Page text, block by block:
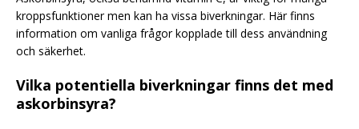
kroppsfunktioner men kan ha vissa biverkningar. Här finns
information om vanliga frågor kopplade till dess användning
och säkerhet.
Vilka potentiella biverkningar finns det med
askorbinsyra?